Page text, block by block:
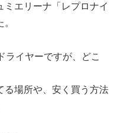
エリーナ「レプロナイ
ライヤーですが、どこ
る場所や、安く買う方法